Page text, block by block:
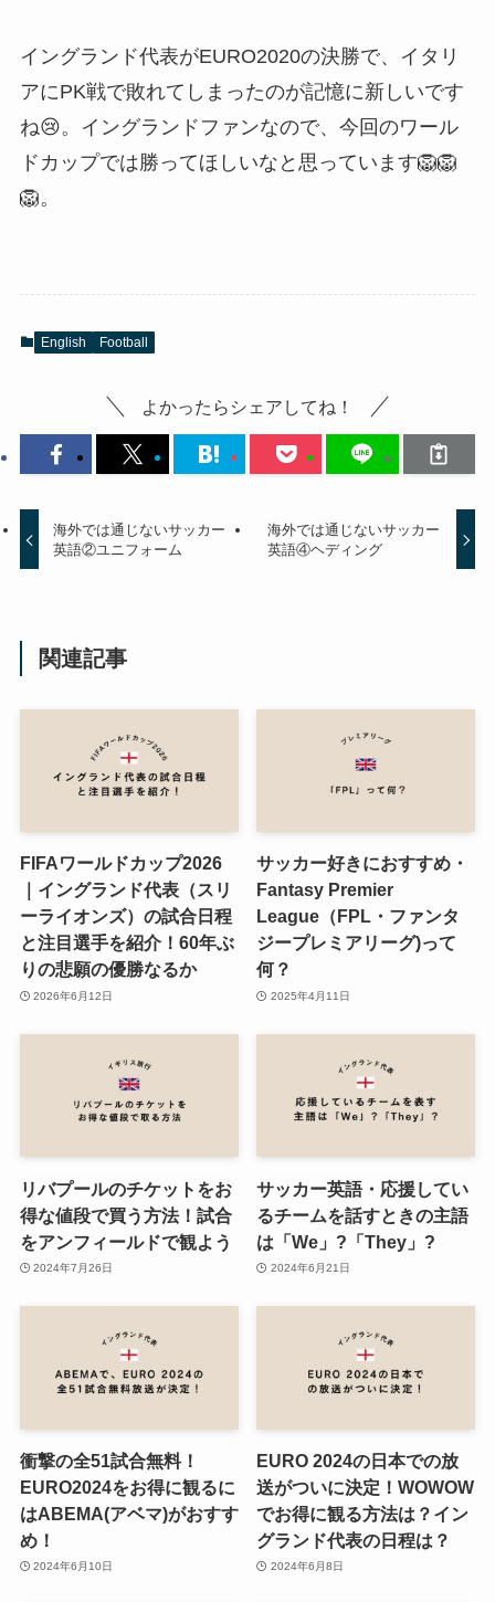
イングランド代表がEURO2020の決勝で、イタリ
アにPK戦で敗れてしまったのが記憶に新しいです
ね😢。イングランドファンなので、今回のワール
ドカップでは勝ってほしいなと思っています🦁🦁
🦁。
English Football
よかったらシェアしてね！
海外では通じないサッカー
英語②ユニフォーム
海外では通じないサッカー
英語④ヘディング
関連記事
FIFAワールドカップ2026
｜イングランド代表（スリ
ーライオンズ）の試合日程
と注目選手を紹介！60年ぶ
りの悲願の優勝なるか
2026年6月12日
サッカー好きにおすすめ・
Fantasy Premier
League（FPL・ファンタ
ジープレミアリーグ)って
何？
2025年4月11日
リバプールのチケットをお
得な値段で買う方法！試合
をアンフィールドで観よう
2024年7月26日
サッカー英語・応援してい
るチームを話すときの主語
は「We」?「They」?
2024年6月21日
衝撃の全51試合無料！
EURO2024をお得に観るに
はABEMA(アベマ)がおすす
め！
2024年6月10日
EURO 2024の日本での放
送がついに決定！WOWOW
でお得に観る方法は？イン
グランド代表の日程は？
2024年6月8日